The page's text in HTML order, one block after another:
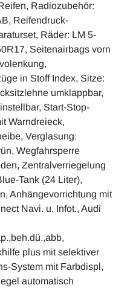
Radiozubehör:
Reifendruck-
Räder: LM 5-
Seitenairbags vorn
in Stoff Index, Sitze:
umklappbar,
Start-Stop-
Warndreieck,
Verglasung:
Wegfahrsperre
Zentralverriegelung
Tank (24 Liter),
Anhängevorrichtung mit
Navi. u. Infot., Audi
plus mit selektiver
System mit Farbdispl,
automatisch